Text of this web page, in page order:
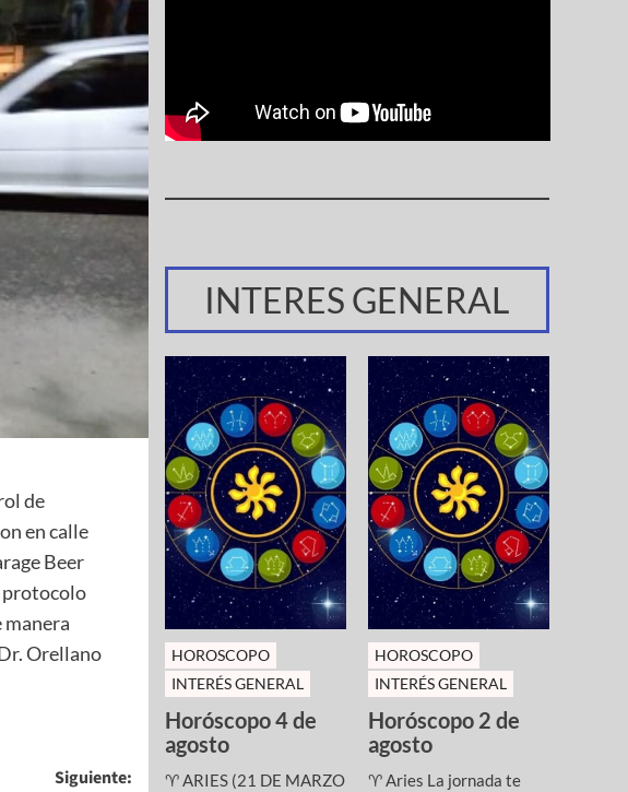
de
en calle
Beer
protocolo
manera
Orellano
Siguiente:
INTERES GENERAL
HOROSCOPO
INTERÉS GENERAL
Horóscopo 4 de
agosto
♈ ARIES (21 DE MARZO
HOROSCOPO
INTERÉS GENERAL
Horóscopo 2 de
agosto
♈ Aries La jornada te